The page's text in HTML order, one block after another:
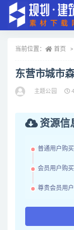
当前位置： 首页
东营市城市
主题公园
资源信
普通用户购买
会员用户购买
尊贵会员用户
全部